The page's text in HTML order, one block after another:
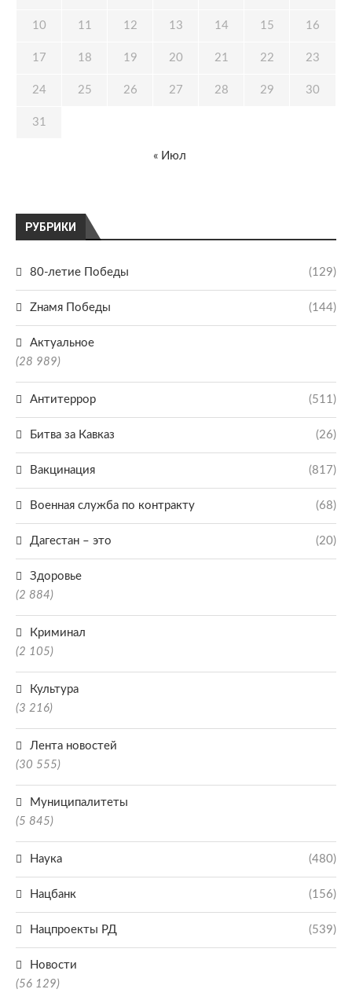
РУБРИКИ
80-летие Победы (129)
Zнамя Победы (144)
Актуальное
(28 989)
Антитеррор (511)
Битва за Кавказ (26)
Вакцинация (817)
Военная служба по контракту (68)
Дагестан – это (20)
Здоровье
(2 884)
Криминал
(2 105)
Культура
(3 216)
Лента новостей
(30 555)
Муниципалитеты
(5 845)
Наука (480)
Нацбанк (156)
Нацпроекты РД (539)
Новости
(56 129)
10 11 12 13 14 15 16
17 18 19 20 21 22 23
24 25 26 27 28 29 30
31
« Июл